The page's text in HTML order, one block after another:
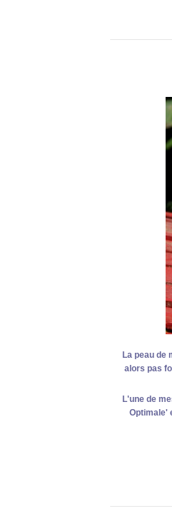
La peau de
alors pas
L'une de
Optimale'